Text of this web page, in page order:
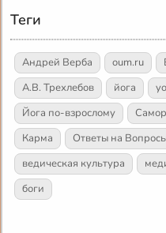
Теги
Андрей Верба oum.ru
А.В. Трехлебов
йога
Йога по-взрослому
Карма
Ответы на
ведическая культура
боги